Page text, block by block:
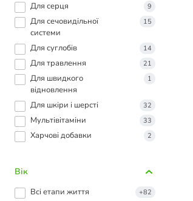
Для серця 9
Для сечовидільної
системи
15
Для суглобів 14
Для травлення 21
Для швидкого
відновлення
1
Для шкіри і шерсті 32
Мультівітаміни 33
Харчові добавки 2
Вік
Всі етапи життя +82